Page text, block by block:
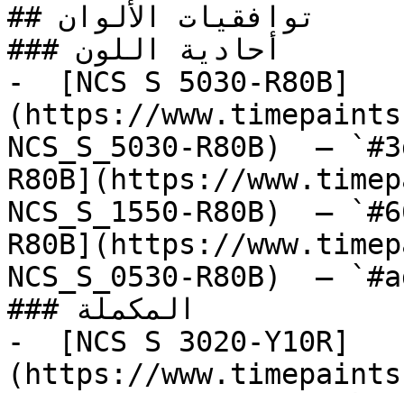
## توافقيات الألوان
### أحادية اللون
-  [NCS S 5030-R80B]
(https://
NCS_S_5030-R80B)  —
R80B](https://
NCS_S_1550-R80B)  —
R80B](https://
NCS_S_0530-R80B)  —
### المكملة
-  [NCS S 3020-Y10R]
(https://